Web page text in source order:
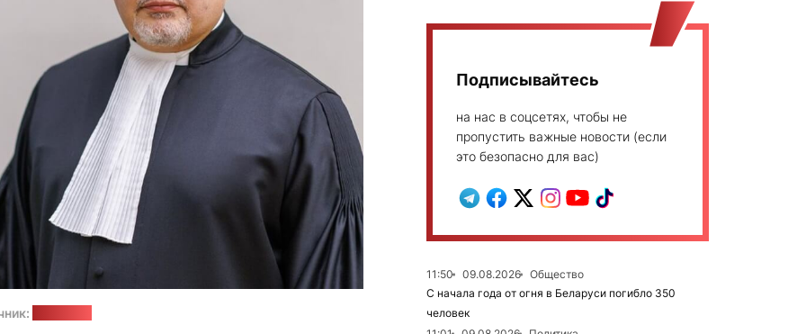
Подписывайтесь
на нас в соцсетях, чтобы не
пропустить важные новости (если
это безопасно для вас)
11:50 09.08.2026
Общество
С начала года от огня в Беларуси погибло 350
человек